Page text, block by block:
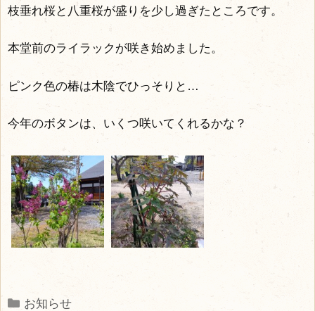
枝垂れ桜と八重桜が盛りを少し過ぎたところです。
本堂前のライラックが咲き始めました。
ピンク色の椿は木陰でひっそりと…
今年のボタンは、いくつ咲いてくれるかな？
Categories
お知らせ